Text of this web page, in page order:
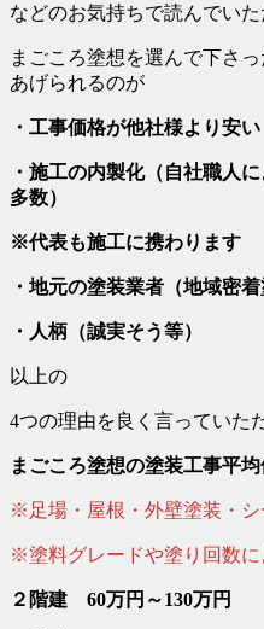
などのお気持ちで読んでいた
まごころ塗想を選んで下さ
あげられるのが
・工事価格が他社様より安い
・施工の内製化（自社職人
多数）
※代表も施工に携わります
・地元の塗装業者（地域密着
・人柄（誠実そう等）
以上の
4つの理由を良く言っていた
まごころ塗想の塗装工事平
※足場・屋根・外壁塗装・
※塗料グレードや塗り回数
２階建 60万円～130万円